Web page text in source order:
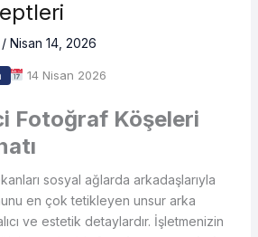
/ Nisan 14, 2026
14 Nisan 2026
Fotoğraf Köşeleri
sosyal ağlarda arkadaşlarıyla
en çok tetikleyen unsur arka
ve estetik detaylardır. İşletmenizin